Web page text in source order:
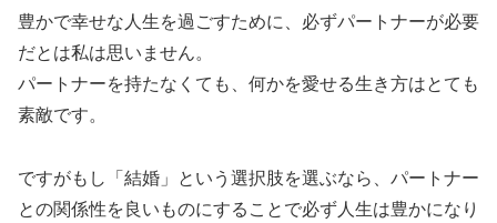
豊かで幸せな人生を過ごすために、必ずパートナーが必要
だとは私は思いません。
パートナーを持たなくても、何かを愛せる生き方はとても
素敵です。
ですがもし「結婚」という選択肢を選ぶなら、パートナー
との関係性を良いものにすることで必ず人生は豊かになり